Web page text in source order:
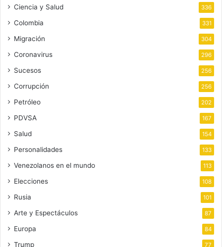
Ciencia y Salud 336
Colombia 331
Migración 304
Coronavirus 296
Sucesos 256
Corrupción 256
Petróleo 202
PDVSA 167
Salud 154
Personalidades 133
Venezolanos en el mundo 113
Elecciones 108
Rusia 101
Arte y Espectáculos 87
Europa 84
Trump 77